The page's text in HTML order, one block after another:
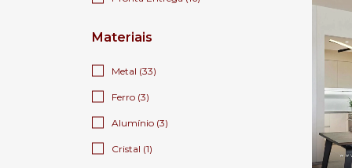
Materiais
Metal (33)
Ferro (3)
Alumínio (3)
Cristal (1)